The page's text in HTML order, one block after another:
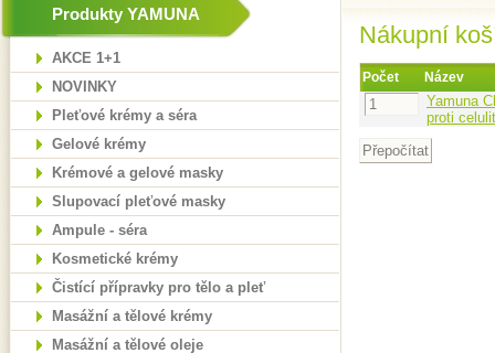
Produkty YAMUNA
AKCE 1+1
NOVINKY
Pleťové krémy a séra
Gelové krémy
Krémové a gelové masky
Slupovací pleťové masky
Ampule - séra
Kosmetické krémy
Čistící přípravky pro tělo a pleť
Masážní a tělové krémy
Masážní a tělové oleje
Nákupní
Počet Název
Yamuna
proti